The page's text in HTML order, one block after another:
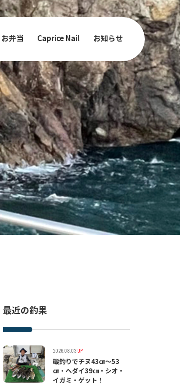
お弁当 Caprice Nail お知らせ
最近の釣果
2026.08.03UP
磯釣りでチヌ43㎝〜53
㎝・ヘダイ39㎝・シオ・
イガミ・ゲット！